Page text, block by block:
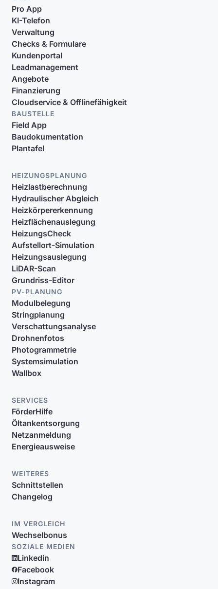
Pro App
KI-Telefon
Verwaltung
Checks & Formulare
Kundenportal
Leadmanagement
Angebote
Finanzierung
Cloudservice & Offlinefähigkeit
BAUSTELLE
Field App
Baudokumentation
Plantafel
HEIZUNGSPLANUNG
Heizlastberechnung
Hydraulischer Abgleich
Heizkörpererkennung
Heizflächenauslegung
HeizungsCheck
Aufstellort-Simulation
Heizungsauslegung
LiDAR-Scan
Grundriss-Editor
PV-PLANUNG
Modulbelegung
Stringplanung
Verschattungsanalyse
Drohnenfotos
Photogrammetrie
Systemsimulation
Wallbox
SERVICES
FörderHilfe
Öltankentsorgung
Netzanmeldung
Energieausweise
WEITERES
Schnittstellen
Changelog
IM VERGLEICH
Wechselbonus
SOZIALE MEDIEN
Linkedin
Facebook
Instagram